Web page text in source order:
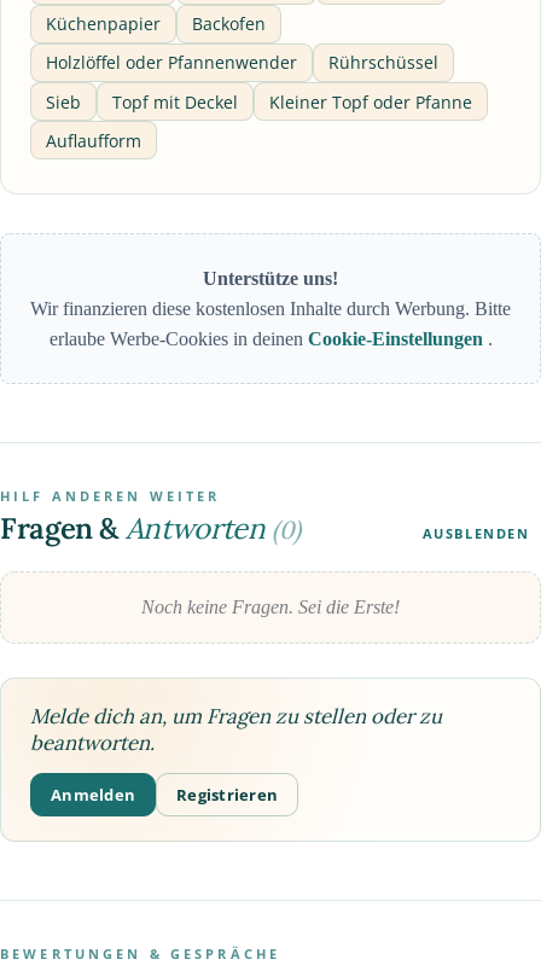
Küchenpapier
Backofen
Holzlöffel oder Pfannenwender
Rührschüssel
Sieb
Topf mit Deckel
Kleiner Topf oder Pfanne
Auflaufform
Unterstütze uns!
Wir finanzieren diese kostenlosen Inhalte durch Werbung. Bitte
erlaube Werbe-Cookies in deinen Cookie-Einstellungen .
HILF ANDEREN WEITER
Fragen &Antworten (0) AUSBLENDEN
Noch keine Fragen. Sei die Erste!
Melde dich an, um Fragen zu stellen oder zu
beantworten.
Anmelden Registrieren
BEWERTUNGEN & GESPRÄCHE